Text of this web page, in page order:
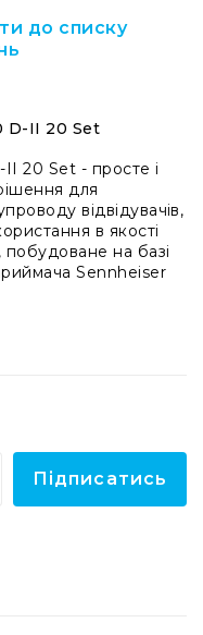
до списку
D-II 20 Set
20 Set - просте і
для
відвідувачів,
в якості
побудоване на базі
Sennheiser
Підписатись